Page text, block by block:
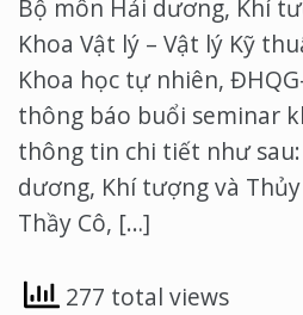
Bộ môn Hải dương, Khí
Khoa Vật lý – Vật lý Kỹ
Khoa học tự nhiên,
thông báo buổi seminar
thông tin chi tiết như
dương, Khí tượng và
Thầy Cô, […]
277 total views